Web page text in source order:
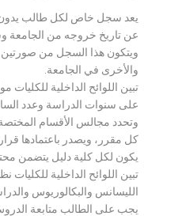
يعد سجل خاص لكل طالب يدون
عن تاريخ خروجه من الجامعة
ويتكون هذا السجل من صورتين
والأخرى في الجامعة.
تبين اللوائح الداخلية للكليات
على سنوات الدراسة وعدد
وتحدد مجالس الأقسام
كل مقرر، ويصدر باعتمادها
يكون لكل كلية دليل يتضمن
تبين اللوائح الداخلية
الليسانس والبكالوريوس
يجب على الطالب متابعة